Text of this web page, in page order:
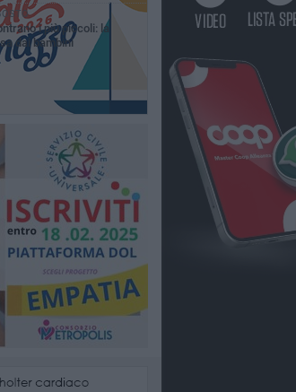
i più piccoli: la
dai bambini